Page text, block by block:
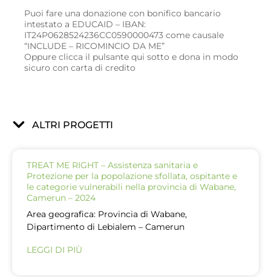
Puoi fare una donazione con bonifico bancario
intestato a EDUCAID – IBAN:
IT24P0628524236CC0590000473 come causale
“INCLUDE – RICOMINCIO DA ME”
Oppure clicca il pulsante qui sotto e dona in modo
sicuro con carta di credito
ALTRI PROGETTI
TREAT ME RIGHT – Assistenza sanitaria e
Protezione per la popolazione sfollata, ospitante e
le categorie vulnerabili nella provincia di Wabane,
Camerun – 2024
Area geografica: Provincia di Wabane,
Dipartimento di Lebialem – Camerun
LEGGI DI PIÙ